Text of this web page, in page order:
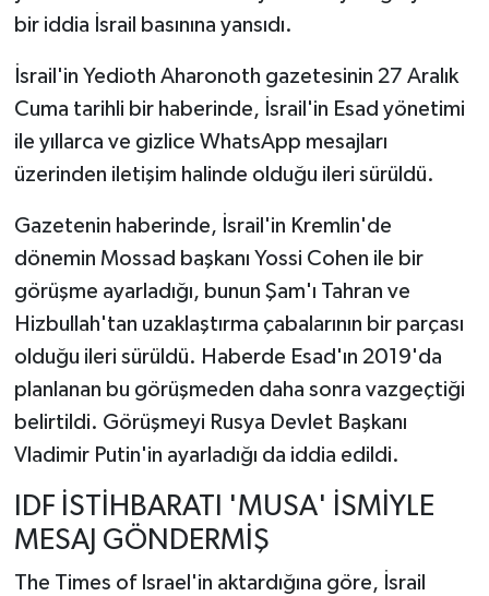
bir iddia İsrail basınına yansıdı.
İsrail'in Yedioth Aharonoth gazetesinin 27 Aralık
Cuma tarihli bir haberinde, İsrail'in Esad yönetimi
ile yıllarca ve gizlice WhatsApp mesajları
üzerinden iletişim halinde olduğu ileri sürüldü.
Gazetenin haberinde, İsrail'in Kremlin'de
dönemin Mossad başkanı Yossi Cohen ile bir
görüşme ayarladığı, bunun Şam'ı Tahran ve
Hizbullah'tan uzaklaştırma çabalarının bir parçası
olduğu ileri sürüldü. Haberde Esad'ın 2019'da
planlanan bu görüşmeden daha sonra vazgeçtiği
belirtildi. Görüşmeyi Rusya Devlet Başkanı
Vladimir Putin'in ayarladığı da iddia edildi.
IDF İSTİHBARATI 'MUSA' İSMİYLE
MESAJ GÖNDERMİŞ
The Times of Israel'in aktardığına göre, İsrail